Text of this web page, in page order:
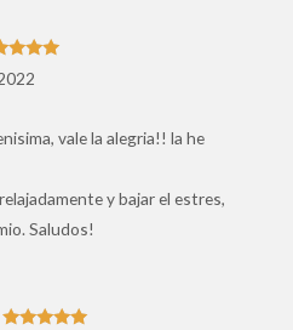
5de 5
vale la alegria!! la he
y bajar el estres,
Saludos!